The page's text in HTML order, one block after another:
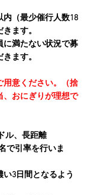
内（最少催行人数18
ます。
に満たない状況で募
ます。
用意ください。（捨
、おにぎりが理想で
ル、長距離
で引率を行いま
3日間となるよう